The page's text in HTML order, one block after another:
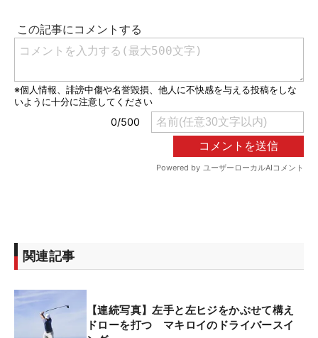
関連記事
【連続写真】左手と左ヒジをかぶせて構え
ドローを打つ マキロイのドライバースイ